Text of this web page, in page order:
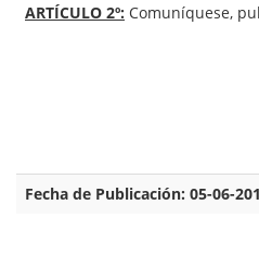
ARTÍCULO 2º: Comuníquese,
Fecha de Publicación: 05-06-